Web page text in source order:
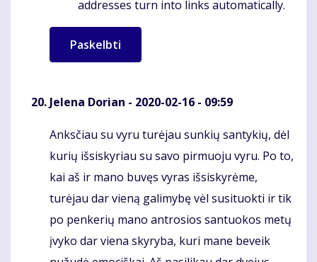
addresses turn into links automatically.
Jelena Dorian - 2020-02-16 - 09:59
Komentaras
Anksčiau su vyru turėjau sunkių santykių, dėl
kurių išsiskyriau su savo pirmuoju vyru. Po to,
kai aš ir mano buvęs vyras išsiskyrėme,
turėjau dar vieną galimybę vėl susituokti ir tik
po penkerių mano antrosios santuokos metų
įvyko dar viena skyryba, kuri mane beveik